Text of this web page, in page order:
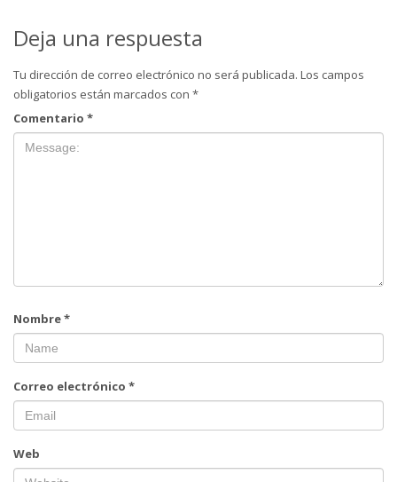
Deja una respuesta
Tu dirección de correo electrónico no será publicada. Los campos
obligatorios están marcados con *
Comentario *
Nombre*
Correo electrónico *
Web